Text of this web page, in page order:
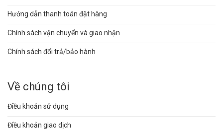
Hướng dẫn thanh toán đặt hàng
Chính sách vận chuyển và giao nhận
Chính sách đổi trả/bảo hành
Về chúng tôi
Điều khoản sử dụng
Điều khoản giao dịch